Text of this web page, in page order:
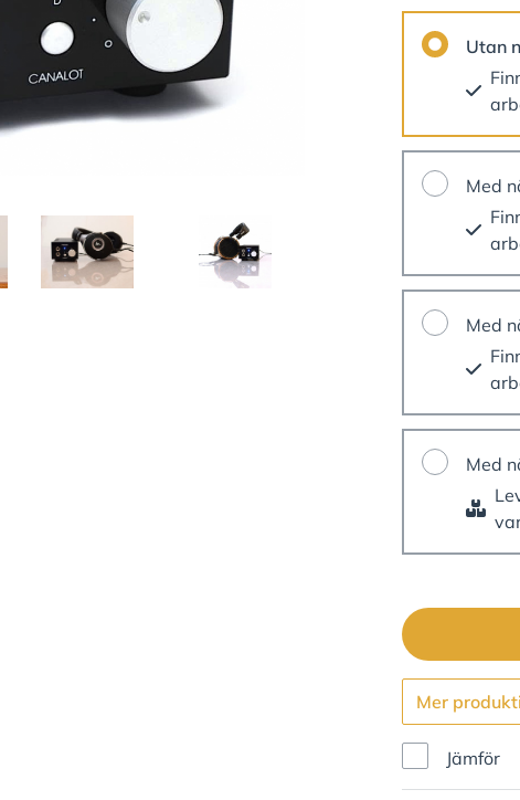
Utan
Med
Med
Med
Mer
Jämför